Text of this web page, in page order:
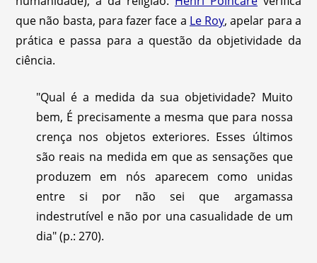
que não basta, para fazer face a Le Roy, apelar para a
prática e passa para a questão da objetividade da
ciência.
"Qual é a medida da sua objetividade? Muito
bem, É precisamente a mesma que para nossa
crença nos objetos exteriores. Esses últimos
são reais na medida em que as sensações que
produzem em nós aparecem como unidas
entre si por não sei que argamassa
indestrutível e não por una casualidade de um
dia" (p.: 270).